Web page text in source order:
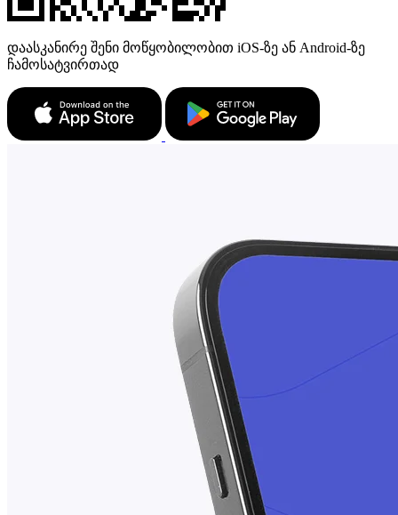
დაასკანირე შენი მოწყობილობით iOS-ზე ან Android-ზე
ჩამოსატვირთად